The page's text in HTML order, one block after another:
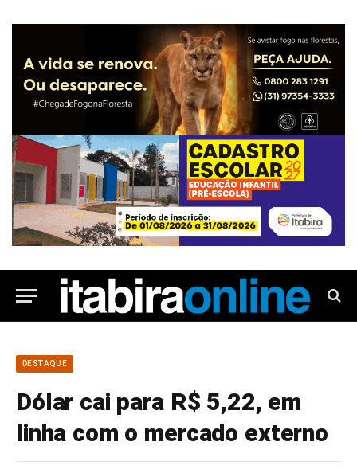
DESTAQUE
Dólar cai para R$ 5,22, em
linha com o mercado externo